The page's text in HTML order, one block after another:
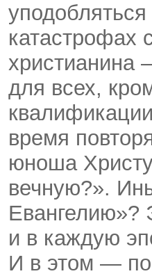
катастрофах
христианина
для всех,
время
юноша
вечную?».
Евангелию»?
и в каждую
И в этом —